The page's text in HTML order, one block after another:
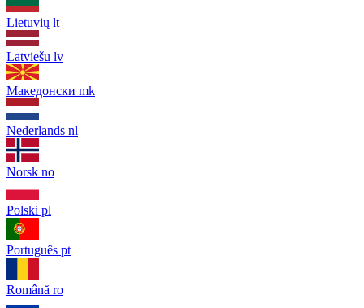
Lietuvių lt
Latviešu lv
Македонски mk
Nederlands nl
Norsk no
Polski pl
Português pt
Română ro